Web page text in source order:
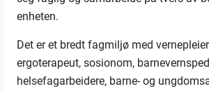
enheten.
Det er et bredt fagmiljø med
ergoterapeut, sosionom,
helsefagarbeidere, barne- og